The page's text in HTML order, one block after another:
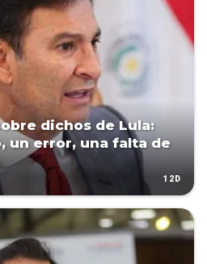
dichos de Lula:
un error, una falta de
12D